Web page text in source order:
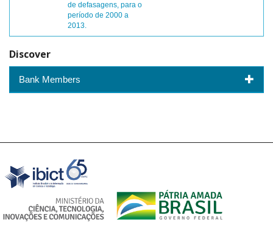
de defasagens, para o
período de 2000 a
2013.
Discover
Bank Members